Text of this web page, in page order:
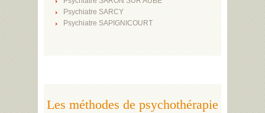
Psychiatre SARCY
Psychiatre SAPIGNICOURT
Les méthodes de psychothérapie